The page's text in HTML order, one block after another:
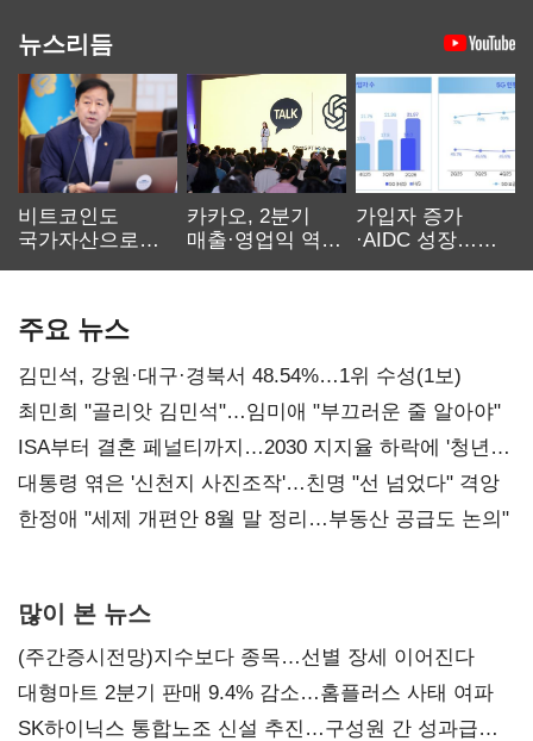
뉴스리듬
비트코인도
국가자산으로…'
카카오, 2분기
매출·영업익 역대
가입자 증가
·AIDC 성장…
주요 뉴스
김민석, 강원·대구·경북서 48.54%…1위 수성(1보)
최민희 "골리앗 김민석"…임미애 "부끄러운 줄 알아야"
ISA부터 결혼 페널티까지…2030 지지율 하락에 '청년
챙기기'
대통령 엮은 '신천지 사진조작'…친명 "선 넘었다" 격앙
한정애 "세제 개편안 8월 말 정리…부동산 공급도 논의"
많이 본 뉴스
(주간증시전망)지수보다 종목…선별 장세 이어진다
대형마트 2분기 판매 9.4% 감소…홈플러스 사태 여파
SK하이닉스 통합노조 신설 추진…구성원 간 성과급